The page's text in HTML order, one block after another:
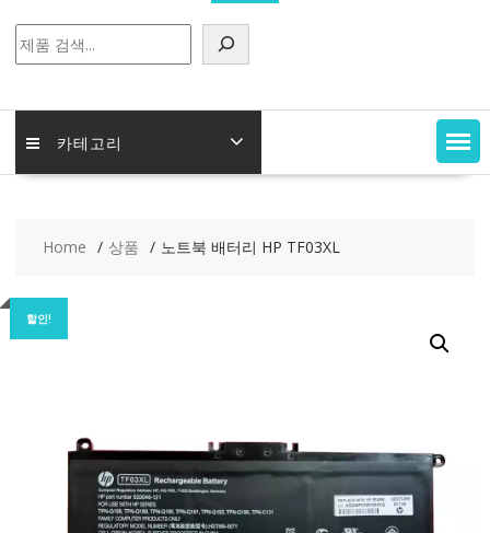
색
카테고리
Home 상품 노트북 배터리 HP TF03XL
할인!